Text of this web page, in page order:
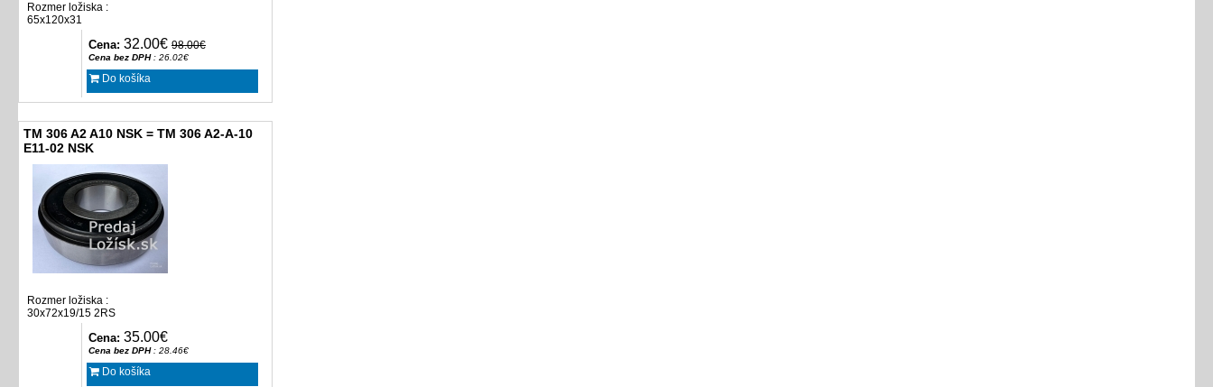
Rozmer ložiska :
65x120x31
Cena: 32.00€ 98.00€
Cena bez DPH: 26.02€
Do košíka
TM 306 A2 A10 NSK = TM 306 A2-A-10
E11-02 NSK
Rozmer ložiska :
30x72x19/15 2RS
Cena: 35.00€
Cena bez DPH: 28.46€
Do košíka